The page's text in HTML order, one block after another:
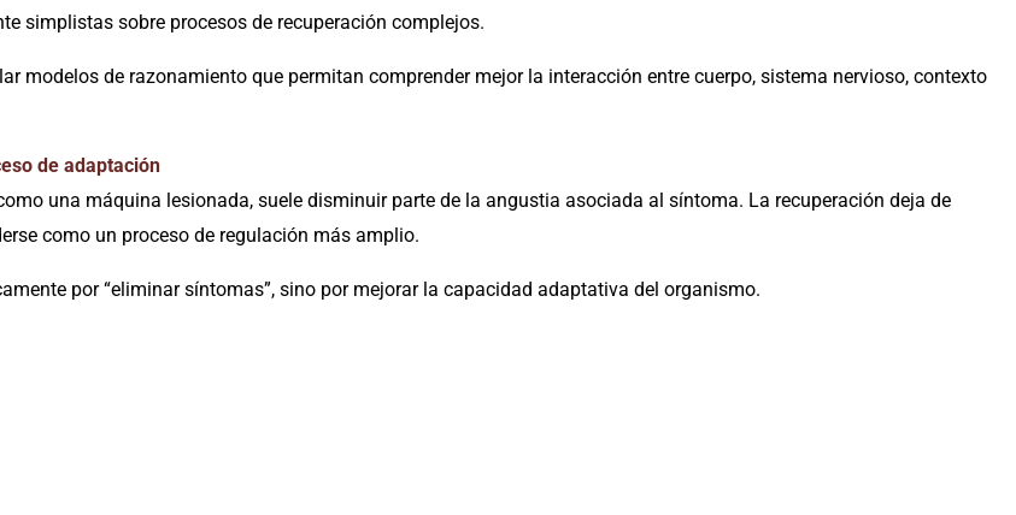
simplistas sobre procesos de recuperación complejos.
modelos de razonamiento que permitan comprender mejor la interacción entre cuerpo, sistema nervioso, contexto
de adaptación
una máquina lesionada, suele disminuir parte de la angustia asociada al síntoma. La recuperación deja de
como un proceso de regulación más amplio.
por “eliminar síntomas”, sino por mejorar la capacidad adaptativa del organismo.